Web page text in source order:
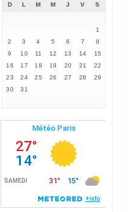
D L M M J V S
1
2
3 4 5 6 7
8
9
10 11 12 13 14
15
16
17 18 19 20 21
22
23
24 25 26 27 28
29
30
31